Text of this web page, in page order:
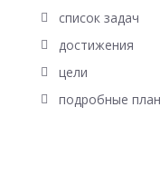
список задач
достижения
цели
подробные